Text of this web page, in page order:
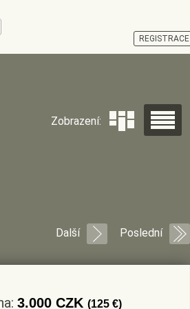
Zobrazení:
Další Poslední
3.000 CZK (125 €)
REGISTRACE